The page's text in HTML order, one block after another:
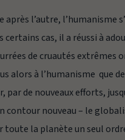
l’autre, l’humanisme
cas, il a réussi à
de cruautés
alors à l’humanisme que
de nouveaux efforts,
contour nouveau – le
toute la planète un seul